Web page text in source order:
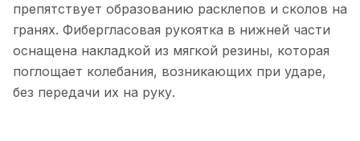
препятствует образованию расклепов и сколов на
гранях. Фибергласовая рукоятка в нижней части
оснащена накладкой из мягкой резины, которая
поглощает колебания, возникающих при ударе,
без передачи их на руку.